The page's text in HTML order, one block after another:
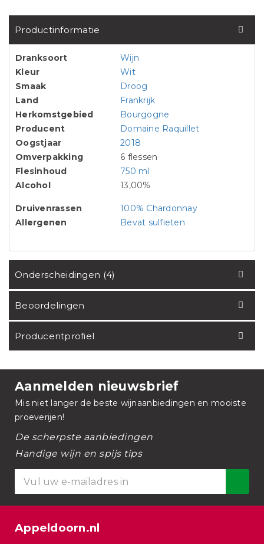
Productinformatie
Dranksoort
Wijn
Kleur
Wit
Smaak
Droog
Land
Frankrijk
Herkomstgebied
Bourgogne
Producent
Domaine Raquillet
Oogstjaar
2018
Omverpakking
6 flessen
Flesinhoud
750 ml
Alcohol
13,00%
Druivenrassen
100% Chardonnay
Allergenen
Bevat sulfieten
Onderscheidingen (4)
Beoordelingen
Producentprofiel
Aanmelden nieuwsbrief
Mis niet langer de beste wijnaanbiedingen en mooiste
proeverijen!
De scherpste aanbiedingen
Handige wijn en spijs tips
Appeldoorn.nl